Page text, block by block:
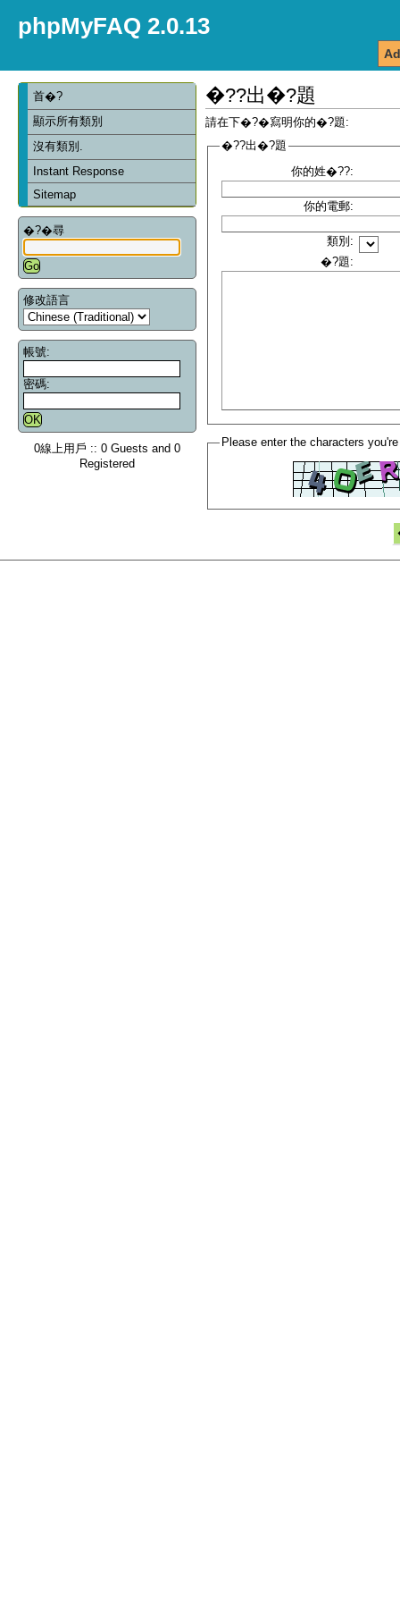
phpMyFAQ 2.0.13
首�?
顯示所有類別
沒有類別.
Instant Response
Sitemap
�?�尋
修改語言
帳號:
密碼:
0線上用戶 :: 0 Guests and 0
Registered
�??出�?題
請在下�?�寫明你的�?題:
�??出�?題
你的姓�??:
你的電郵:
類別:
�?題:
Please enter the characters